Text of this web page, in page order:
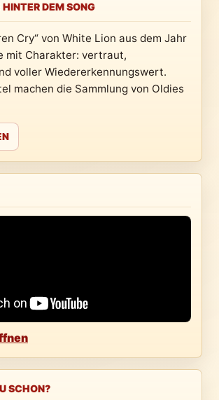
DEM SONG
Cry“ von White Lion aus dem Jahr
mit Charakter: vertraut,
voller Wiedererkennungswert.
machen die Sammlung von Oldies
SCHON?